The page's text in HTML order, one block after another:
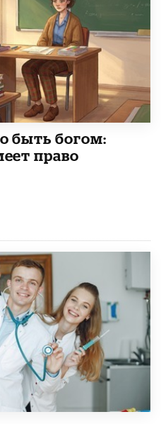
быть богом:
право